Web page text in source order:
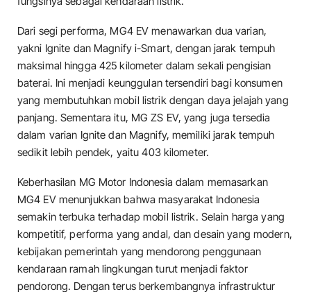
Dari segi performa, MG4 EV menawarkan dua varian,
yakni Ignite dan Magnify i-Smart, dengan jarak tempuh
maksimal hingga 425 kilometer dalam sekali pengisian
baterai. Ini menjadi keunggulan tersendiri bagi konsumen
yang membutuhkan mobil listrik dengan daya jelajah yang
panjang. Sementara itu, MG ZS EV, yang juga tersedia
dalam varian Ignite dan Magnify, memiliki jarak tempuh
sedikit lebih pendek, yaitu 403 kilometer.
Keberhasilan MG Motor Indonesia dalam memasarkan
MG4 EV menunjukkan bahwa masyarakat Indonesia
semakin terbuka terhadap mobil listrik. Selain harga yang
kompetitif, performa yang andal, dan desain yang modern,
kebijakan pemerintah yang mendorong penggunaan
kendaraan ramah lingkungan turut menjadi faktor
pendorong. Dengan terus berkembangnya infrastruktur